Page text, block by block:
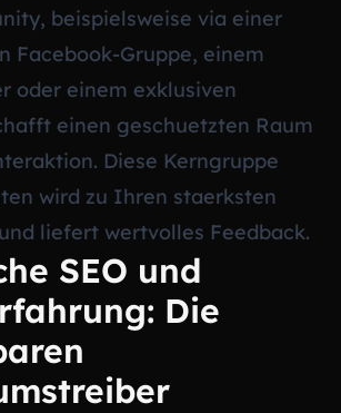
beispielsweise via einer
Facebook-Gruppe, einem
oder einem exklusiven
einen geschuetzten Raum
Diese Kerngruppe
wird zu Ihren staerksten
liefert wertvolles Feedback.
SEO und
Die